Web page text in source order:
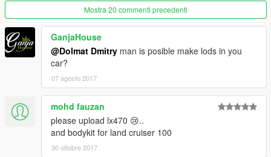
Три вида экстр: 1) котэ на бензобаке 2) третий ряд сидений
3) спойлер багажника
Грязь по всему кузову
Руки персонажа на руле
Автомобиль не глохнет при погружении в воду
Тонировка окон
Отверстия от пуль
Mostra 20 commenti precedenti
GanjaHouse
@Dolmat Dmitry man is posible make lods in you
car?
07 agosto 2017
mohd fauzan
please upload lx470 😢..
and bodykit for land cruiser 100
30 ottobre 2017